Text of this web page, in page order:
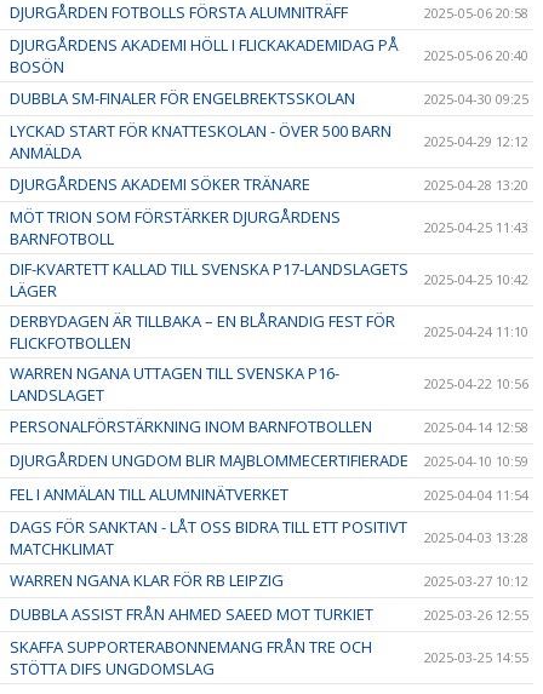
DJURGÅRDEN FOTBOLLS FÖRSTA ALUMNITRÄFF 2025-05-06 20:58
DJURGÅRDENS AKADEMI HÖLL I FLICKAKADEMIDAG PÅ
BOSÖN
2025-05-06 20:40
DUBBLA SM-FINALER FÖR ENGELBREKTSSKOLAN 2025-04-30 09:25
LYCKAD START FÖR KNATTESKOLAN - ÖVER 500 BARN
ANMÄLDA
2025-04-29 12:12
DJURGÅRDENS AKADEMI SÖKER TRÄNARE 2025-04-28 13:20
MÖT TRION SOM FÖRSTÄRKER DJURGÅRDENS
BARNFOTBOLL
2025-04-25 11:43
DIF-KVARTETT KALLAD TILL SVENSKA P17-LANDSLAGETS
LÄGER
2025-04-25 10:42
DERBYDAGEN ÄR TILLBAKA – EN BLÅRANDIG FEST FÖR
FLICKFOTBOLLEN
2025-04-24 11:10
WARREN NGANA UTTAGEN TILL SVENSKA P16-
LANDSLAGET
2025-04-22 10:56
PERSONALFÖRSTÄRKNING INOM BARNFOTBOLLEN 2025-04-14 12:58
DJURGÅRDEN UNGDOM BLIR MAJBLOMMECERTIFIERADE 2025-04-10 10:59
FEL I ANMÄLAN TILL ALUMNINÄTVERKET 2025-04-04 11:54
DAGS FÖR SANKTAN - LÅT OSS BIDRA TILL ETT POSITIVT
MATCHKLIMAT
2025-04-03 13:28
WARREN NGANA KLAR FÖR RB LEIPZIG 2025-03-27 10:12
DUBBLA ASSIST FRÅN AHMED SAEED MOT TURKIET 2025-03-26 12:55
SKAFFA SUPPORTERABONNEMANG FRÅN TRE OCH
STÖTTA DIFS UNGDOMSLAG
2025-03-25 14:55